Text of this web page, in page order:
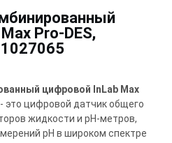
Pro-DES,
цифровой InLab Max
- это цифровой датчик общего
жидкости и pH-метров,
pH в широком спектре